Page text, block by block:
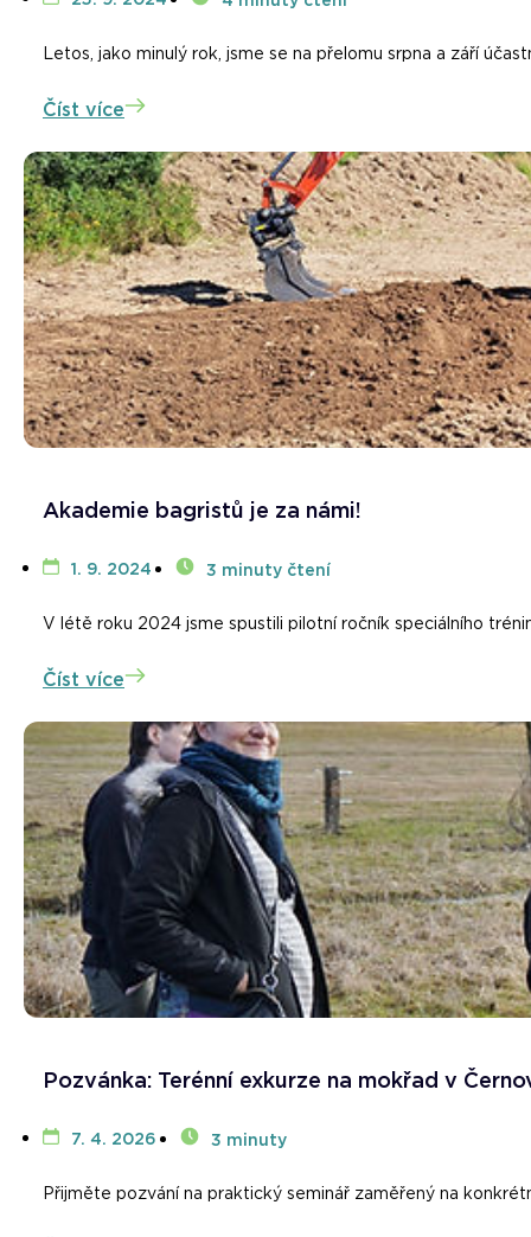
Letos, jako minulý rok, jsme se na přelomu srpna a září
Číst více
Akademie bagristů je za námi!
1. 9. 2024 3 minuty čtení
V létě roku 2024 jsme spustili pilotní ročník speciálního
Číst více
Pozvánka: Terénní exkurze na mokřad v
7. 4. 2026 3 minuty
Přijměte pozvání na praktický seminář zaměřený na